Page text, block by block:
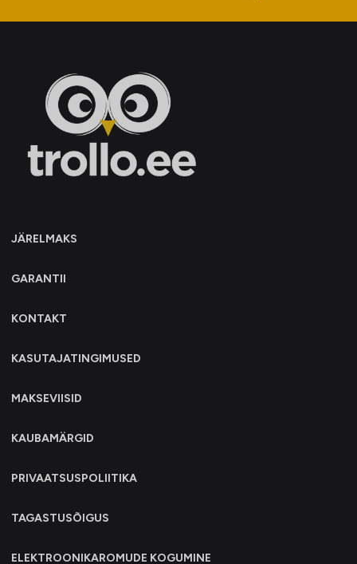
JÄRELMAKS
GARANTII
KONTAKT
KASUTAJATINGIMUSED
MAKSEVIISID
KAUBAMÄRGID
PRIVAATSUSPOLIITIKA
TAGASTUSÕIGUS
ELEKTROONIKAROMUDE KOGUMINE